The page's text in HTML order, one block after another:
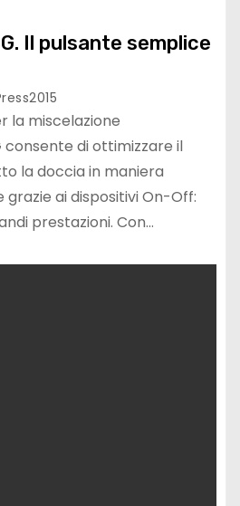
la miscelazione
di ottimizzare il
la doccia in maniera
ai dispositivi On-Off:
prestazioni. Con…